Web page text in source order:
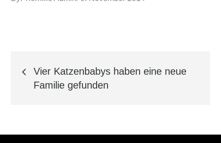
Beitrags-
Navigation
Vier Katzenbabys haben eine neue
Familie gefunden